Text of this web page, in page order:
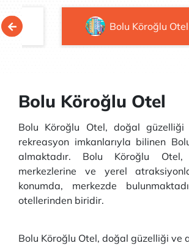
Bolu Köroğlu Otel
Bolu Köroğlu Otel
Bolu Köroğlu Otel, doğal güzelliği
rekreasyon imkanlarıyla bilinen
almaktadır. Bolu Köroğlu
merkezlerine ve yerel
konumda, merkezde
otellerinden biridir.
Bolu Köroğlu Otel, doğal güzelliği ve